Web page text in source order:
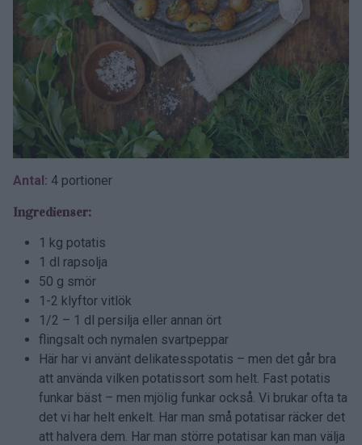
Antal: 4 portioner
Ingredienser:
1 kg potatis
1 dl rapsolja
50 g smör
1-2 klyftor vitlök
1/2 – 1 dl persilja eller annan ört
flingsalt och nymalen svartpeppar
Här har vi använt delikatesspotatis – men det går bra
att använda vilken potatissort som helt. Fast potatis
funkar bäst – men mjölig funkar också. Vi brukar ofta ta
det vi har helt enkelt. Har man små potatisar räcker det
att halvera dem. Har man större potatisar kan man välja